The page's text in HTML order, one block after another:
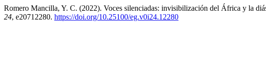
Romero Mancilla, Y. C. (2022). Voces silenciadas: invisibilización del África y la
24, e20712280. https://doi.org/10.25100/eg.v0i24.12280